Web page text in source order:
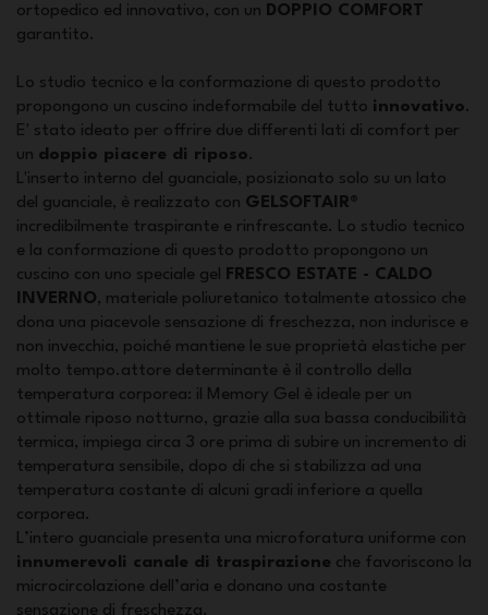
ortopedico ed innovativo, con un DOPPIO COMFORT
garantito.
Lo studio tecnico e la conformazione di questo prodotto
propongono un cuscino indeformabile del tutto innovativo.
E' stato ideato per offrire due differenti lati di comfort per
un doppio piacere di riposo.
L'inserto interno del guanciale, posizionato solo su un lato
del guanciale, è realizzato con GELSOFTAIR®
incredibilmente traspirante e rinfrescante. Lo studio tecnico
e la conformazione di questo prodotto propongono un
cuscino con uno speciale gel
FRESCO ESTATE - CALDO
INVERNO, materiale poliuretanico totalmente atossico che
dona una piacevole sensazione di freschezza, non indurisce e
non invecchia, poiché mantiene le sue proprietà elastiche per
molto tempo.attore determinante è il controllo della
temperatura corporea: il Memory Gel è ideale per un
ottimale riposo notturno, grazie alla sua bassa conducibilità
termica, impiega circa 3 ore prima di subire un incremento di
temperatura sensibile, dopo di che si stabilizza ad una
temperatura costante di alcuni gradi inferiore a quella
corporea.
L’intero guanciale presenta una microforatura uniforme con
innumerevoli canale di traspirazione che favoriscono la
microcircolazione dell’aria e donano una costante
sensazione di freschezza.